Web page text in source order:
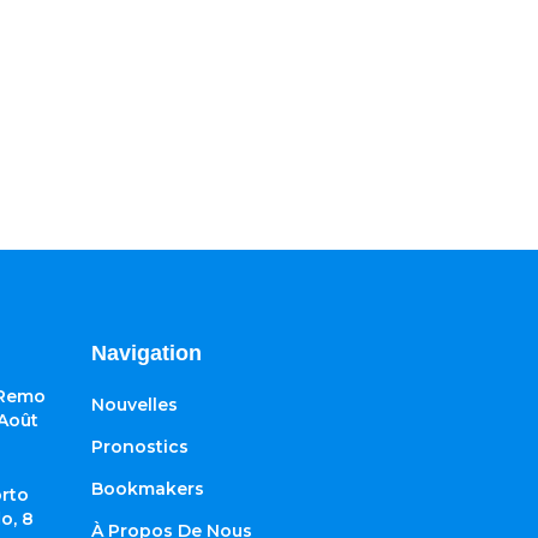
8
Navigation
Nouvelles
Pronostics
Bookmakers
À Propos De Nous